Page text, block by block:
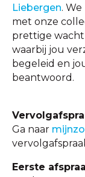
Liebergen.
met onze
prettige
waarbij jou
begeleid en
beantwoord.
Ga naar
Eerste